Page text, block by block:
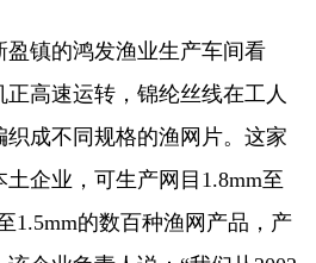
镇的鸿发渔业生产车间看
高速运转，锦纶丝线在工人
成不同规格的渔网片。这家
企业，可生产网目1.8mm至
1.5mm的数百种渔网产品，产